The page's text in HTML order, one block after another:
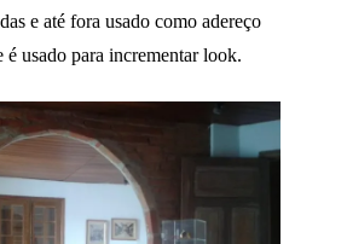
e até fora usado como adereço
é usado para incrementar look.